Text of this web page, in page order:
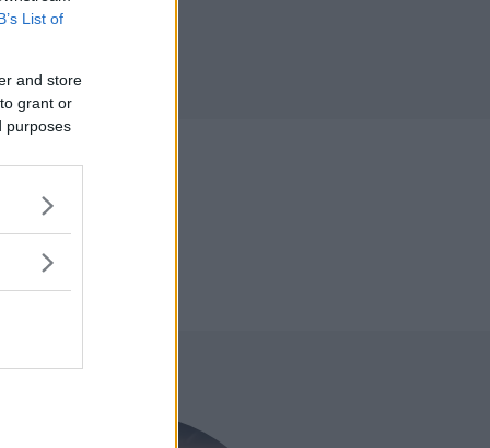
List of
and store
grant or
purposes